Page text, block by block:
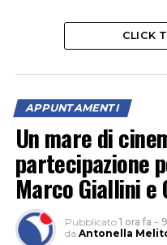
CLICK
APPUNTAMENTI
Un mare di
partecipazione
Marco Giallini
Pubblicato 1 ora fa –
da Antonella